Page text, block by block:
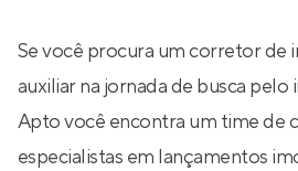
Se você procura um corretor de
auxiliar na jornada de busca
Apto você encontra um time de
especialistas em lançamentos